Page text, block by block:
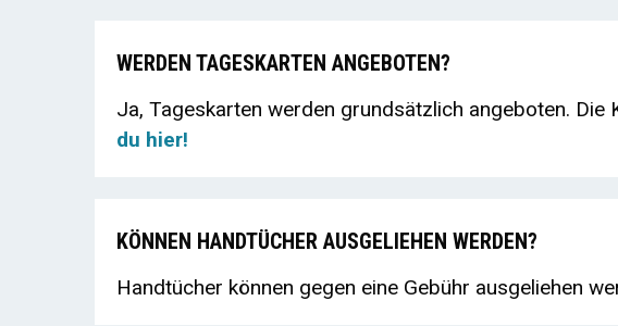
WERDEN TAGESKARTEN ANGEBOTEN?
Ja, Tageskarten werden grundsätzlich angeboten. Die
du hier!
KÖNNEN HANDTÜCHER AUSGELIEHEN WERDEN?
Handtücher können gegen eine Gebühr ausgeliehen